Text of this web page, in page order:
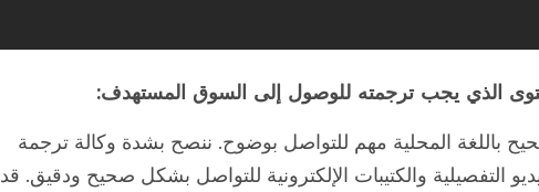
الذي يجب ترجمته للوصول إلى السوق المستهدف:
باللغة المحلية مهم للتواصل بوضوح. ننصح بشدة وكالة ترجمة
التفصيلية والكتيبات الإلكترونية للتواصل بشكل صحيح ودقيق. قد